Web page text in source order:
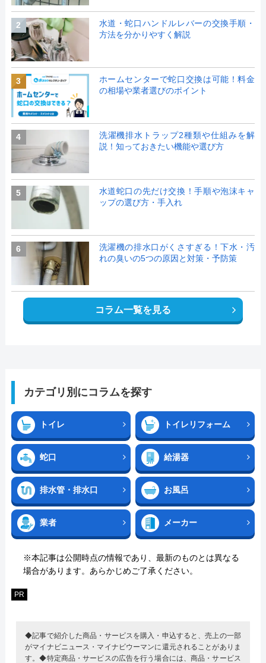
2
水道・蛇口ハンドルレバーの交換手順・
方法を分かりやすく解説
3
ホームセンターで蛇口交換は可能！料金
の相場や業者選びのポイント
4
洗濯機排水トラップ2種類や仕組みを解
説！知っておきたい機能や選び方
5
水道蛇口の先だけ交換！手順や泡沫キャ
ップの選び方・手入れ
6
洗濯機の排水口がくさすぎる！下水・汚
れの臭いの5つの原因と対策・予防策
コラム一覧を見る
カテゴリ別にコラムを探す
トイレ トイレリフォーム
蛇口 給湯器
排水管・排水口 お風呂
業者 メーカー
※本記事は公開時点の情報であり、最新のものとは異なる
場合があります。あらかじめご了承ください。
PR
◆記事で紹介した商品・サービスを購入・申込すると、売上の一部
がマイナビニュース・マイナビウーマンに還元されることがありま
す。◆特定商品・サービスの広告を行う場合には、商品・サービス